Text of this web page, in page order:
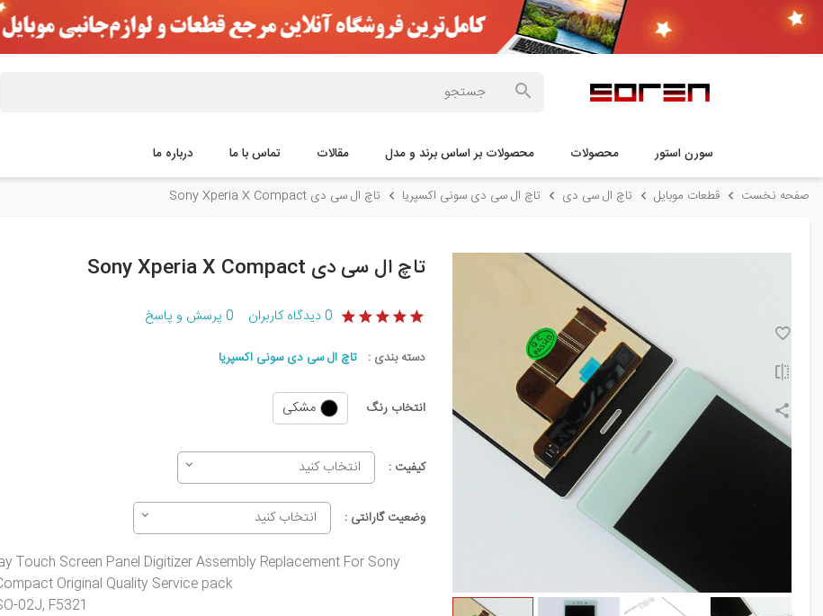
سورن استور محصولات محصولات بر اساس برند و مدل مقالات تماس با ما درباره ما
صفحه نخست قطعات موبایل تاچ ال سی دی تاچ ال سی دی سونی اکسپریا تاچ ال سی دی Sony Xperia X Compact
تاچ ال سی دی Sony Xperia X Compact
0دیدگاه کاربران 0 پرسش و پاسخ
دسته بندی : تاچ ال سی دی سونی اکسپریا
انتخاب رنگ مشکی
کیفیت : انتخاب کنید
وضعیت گارانتی : انتخاب کنید
Touch Screen Panel Digitizer Assembly Replacement For Sony
Original Quality Service pack
02J, F5321